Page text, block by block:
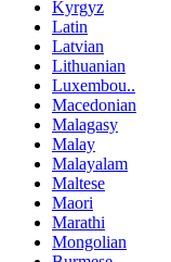
Kyrgyz
Latin
Latvian
Lithuanian
Luxembou..
Macedonian
Malagasy
Malay
Malayalam
Maltese
Maori
Marathi
Mongolian